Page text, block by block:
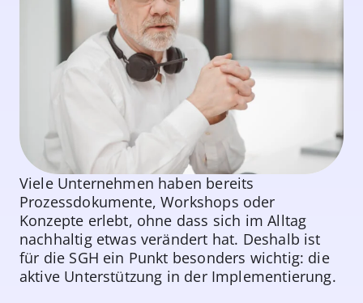
Viele Unternehmen haben bereits
Prozessdokumente, Workshops oder
Konzepte erlebt, ohne dass sich im Alltag
nachhaltig etwas verändert hat. Deshalb ist
für die SGH ein Punkt besonders wichtig: die
aktive Unterstützung in der Implementierung.